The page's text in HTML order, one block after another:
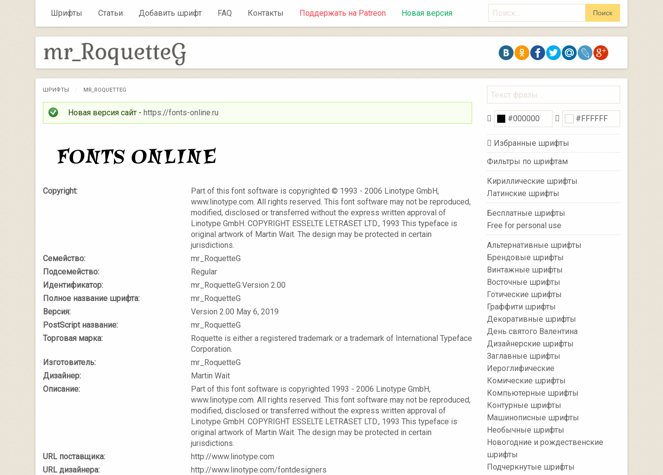
Шрифты Статьи Добавить шрифт FAQ Контакты Поддержать на Patreon Новая версия Поиск Поиск
mr_RoquetteG
ШРИФТЫ MR_ROQUETTEG
Новая версия сайт - https://fonts-online.ru
Copyright:
Part of this font software is copyrighted © 1993 - 2006 Linotype GmbH,
www.linotype.com. All rights reserved. This font software may not be reproduced,
modified, disclosed or transferred without the express written approval of
Linotype GmbH. COPYRIGHT ESSELTE LETRASET LTD., 1993 This typeface is
original artwork of Martin Wait. The design may be protected in certain
jurisdictions.
Семейство:
mr_RoquetteG
Подсемейство:
Regular
Идентификатор:
mr_RoquetteG:Version 2.00
Полное название шрифта:
mr_RoquetteG
Версия:
Version 2.00 May 6, 2019
PostScript название:
mr_RoquetteG
Торговая марка:
Roquette is either a registered trademark or a trademark of International Typeface
Corporation.
Изготовитель:
mr_RoquetteG
Дизайнер:
Martin Wait
Описание:
Part of this font software is copyrighted 1993 - 2006 Linotype GmbH,
www.linotype.com. All rights reserved. This font software may not be reproduced,
modified, disclosed or transferred without the express written approval of
Linotype GmbH. COPYRIGHT ESSELTE LETRASET LTD., 1993 This typeface is
original artwork of Martin Wait. The design may be protected in certain
jurisdictions.
URL поставщика:
http://www.linotype.com
URL дизайнера:
http://www.linotype.com/fontdesigners
Избранные шрифты
Фильтры по шрифтам
Кириллические шрифты
Латинские шрифты
Бесплатные шрифты
Free for personal use
Альтернативные шрифты
Брендовые шрифты
Винтажные шрифты
Восточные шрифты
Готические шрифты
Граффити шрифты
Декоративные шрифты
День святого Валентина
Дизайнерские шрифты
Заглавные шрифты
Иероглифические
Комические шрифты
Компьютерные шрифты
Контурные шрифты
Машинописные шрифты
Необычные шрифты
Новогодние и рождественские
шрифты
Подчеркнутые шрифты